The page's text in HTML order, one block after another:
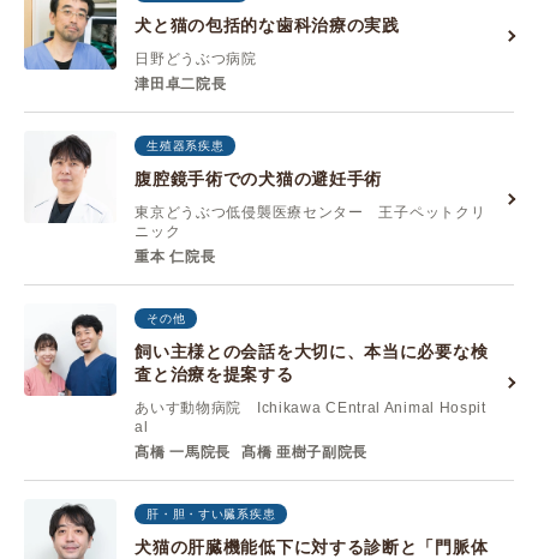
犬と猫の包括的な歯科治療の実践
日野どうぶつ病院
津田卓二院長
生殖器系疾患
腹腔鏡手術での犬猫の避妊手術
東京どうぶつ低侵襲医療センター 王子ペットクリ
ニック
重本 仁院長
その他
飼い主様との会話を大切に、本当に必要な検
査と治療を提案する
あいす動物病院 Ichikawa CEntral Animal Hospit
al
髙橋 一馬院長
髙橋 亜樹子副院長
肝・胆・すい臓系疾患
犬猫の肝臓機能低下に対する診断と「門脈体